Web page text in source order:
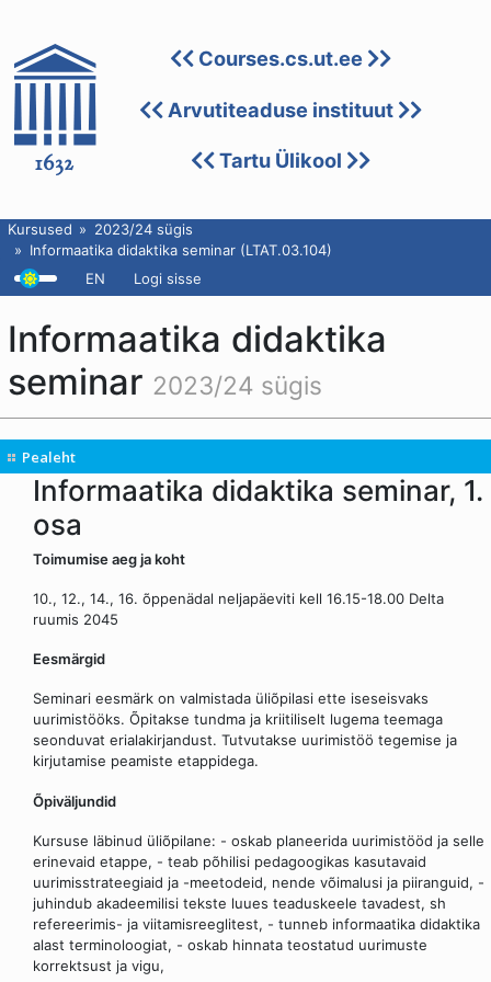
Courses.cs.ut.ee
Arvutiteaduse instituut
Tartu Ülikool
Kursused
2023/24 sügis
Informaatika didaktika seminar (LTAT.03.104)
EN
Logi sisse
Informaatika didaktika
seminar 2023/24 sügis
Pealeht
Informaatika didaktika seminar, 1.
osa
Toimumise aeg ja koht
10., 12., 14., 16. õppenädal neljapäeviti kell 16.15-18.00 Delta
ruumis 2045
Eesmärgid
Seminari eesmärk on valmistada üliõpilasi ette iseseisvaks
uurimistööks. Õpitakse tundma ja kriitiliselt lugema teemaga
seonduvat erialakirjandust. Tutvutakse uurimistöö tegemise ja
kirjutamise peamiste etappidega.
Õpiväljundid
Kursuse läbinud üliõpilane: - oskab planeerida uurimistööd ja selle
erinevaid etappe, - teab põhilisi pedagoogikas kasutavaid
uurimisstrateegiaid ja -meetodeid, nende võimalusi ja piiranguid, -
juhindub akadeemilisi tekste luues teaduskeele tavadest, sh
refereerimis- ja viitamisreeglitest, - tunneb informaatika didaktika
alast terminoloogiat, - oskab hinnata teostatud uurimuste
korrektsust ja vigu,